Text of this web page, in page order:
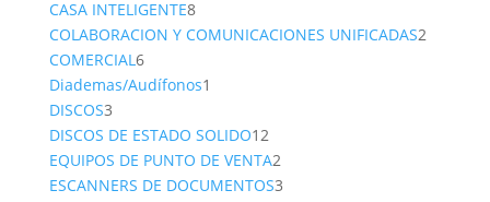
CASA INTELIGENTE88
productos
COLABORACION Y COMUNICACIONES UNIFICADAS22
COMERCIAL66
productos
Diademas/Audífonos1
DISCOS33
productos
DISCOS DE ESTADO SOLIDO1212
productos
EQUIPOS DE PUNTO DE VENTA22
productos
ESCANNERS DE DOCUMENTOS33